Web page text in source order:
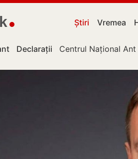
Știri Vremea
Declarații Centrul Național